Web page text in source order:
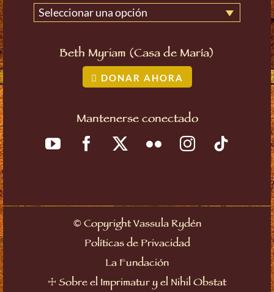
Seleccionar una opción
Beth Myriam (Casa de María)
DONAR AHORA
Mantenerse conectado
©Copyright Vassula Rydén
Políticas de Privacidad
La Fundación
☩ Sobre el Imprimatur y el Nihil Obstat